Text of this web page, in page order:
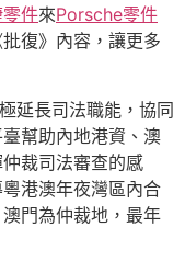
件來Porsche零件
復》內容，讓更多
延長司法職能，協同
幫助內地港資、澳
裁司法審查的感
港澳年夜灣區內合
門為仲裁地，最年